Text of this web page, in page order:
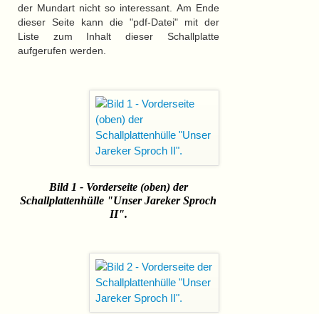
der Mundart nicht so interessant. Am Ende
dieser Seite kann die "pdf-Datei" mit der
Liste zum Inhalt dieser Schallplatte
aufgerufen werden.
Bild 1 - Vorderseite (oben) der
Schallplattenhülle "Unser Jareker Sproch
II".